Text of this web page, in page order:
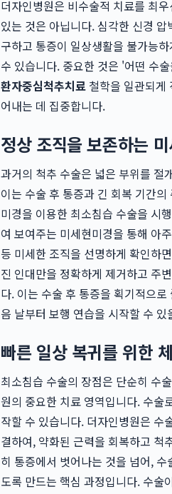
더자인병원은 비수술적 치료를 최
있는 것은 아닙니다. 심각한 신경
구하고 통증이 일상생활을 불가능
수 있습니다. 중요한 것은 '어떤 수
환자중심척추치료 철학을 일관되게
어내는 데 집중합니다.
정상 조직을 보존하는
과거의 척추 수술은 넓은 부위를 절
이는 수술 후 통증과 긴 회복 기간
미경을 이용한 최소침습 수술을 시
여 보여주는 미세현미경을 통해 아
등 미세한 조직을 선명하게 확인하
진 인대만을 정확하게 제거하고 주
다. 이는 수술 후 통증을 획기적으
음 날부터 보행 연습을 시작할 수
빠른 일상 복귀를 위한
최소침습 수술의 장점은 단순히 수
원의 중요한 치료 영역입니다. 수술
작할 수 있습니다. 더자인병원은 수
결하여, 약화된 근력을 회복하고 척
히 통증에서 벗어나는 것을 넘어,
도록 만드는 핵심 과정입니다. 수술